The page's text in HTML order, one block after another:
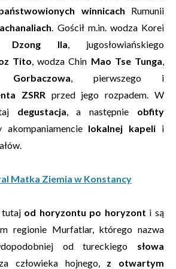
winnicach Rumunii
. Gościł m.in. wodza Korei
Dzong Ila, jugosłowiańskiego
Tito, wodza Chin Mao Tse Tunga,
Gorbaczowa, pierwszego i
ZSRRprzed jego rozpadem. W
degustacja, a następnie obfity
akompaniamencie lokalnej kapeli i
Matka Ziemia w Konstancy
tutaj od horyzontu po horyzont i są
regionie Murfatlar, którego nazwa
od tureckiego słowa
człowieka hojnego, z otwartym